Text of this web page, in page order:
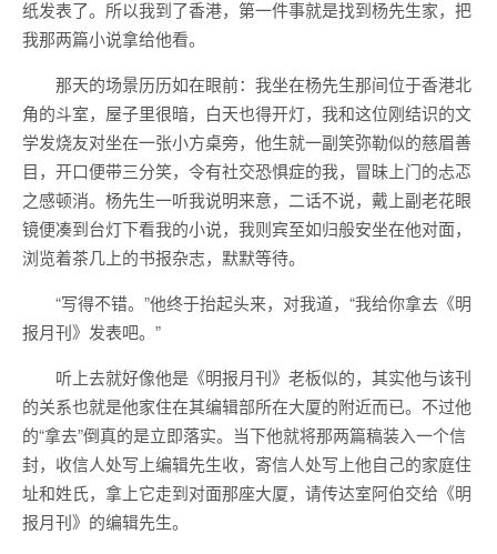
纸发表了。所以我到了香港，第一件事就是找到杨先生家，把
我那两篇小说拿给他看。
那天的场景历历如在眼前：我坐在杨先生那间位于香港北
角的斗室，屋子里很暗，白天也得开灯，我和这位刚结识的文
学发烧友对坐在一张小方桌旁，他生就一副笑弥勒似的慈眉善
目，开口便带三分笑，令有社交恐惧症的我，冒昧上门的忐忑
之感顿消。杨先生一听我说明来意，二话不说，戴上副老花眼
镜便凑到台灯下看我的小说，我则宾至如归般安坐在他对面，
浏览着茶几上的书报杂志，默默等待。
“写得不错。”他终于抬起头来，对我道，“我给你拿去《明
报月刊》发表吧。”
听上去就好像他是《明报月刊》老板似的，其实他与该刊
的关系也就是他家住在其编辑部所在大厦的附近而已。不过他
的“拿去”倒真的是立即落实。当下他就将那两篇稿装入一个信
封，收信人处写上编辑先生收，寄信人处写上他自己的家庭住
址和姓氏，拿上它走到对面那座大厦，请传达室阿伯交给《明
报月刊》的编辑先生。